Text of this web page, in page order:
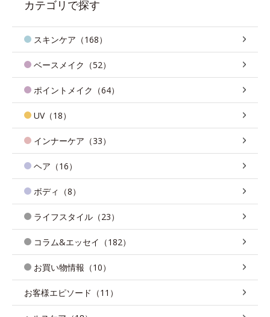
カテゴリで探す
スキンケア（168）
ベースメイク（52）
ポイントメイク（64）
UV（18）
インナーケア（33）
ヘア（16）
ボディ（8）
ライフスタイル（23）
コラム&エッセイ（182）
お買い物情報（10）
お客様エピソード（11）